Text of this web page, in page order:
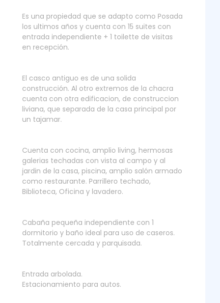
Es una propiedad que se adapto como Posada
los ultimos años y cuenta con 15 suites con
entrada independiente + 1 toilette de visitas
en recepción.
El casco antiguo es de una solida
construcción. Al otro extremos de la chacra
cuenta con otra edificacion, de construccion
liviana, que separada de la casa principal por
un tajamar.
Cuenta con cocina, amplio living, hermosas
galerias techadas con vista al campo y al
jardin de la casa, piscina, amplio salón armado
como restaurante. Parrillero techado,
Biblioteca, Oficina y lavadero.
Cabaña pequeña independiente con 1
dormitorio y baño ideal para uso de caseros.
Totalmente cercada y parquisada.
Entrada arbolada.
Estacionamiento para autos.